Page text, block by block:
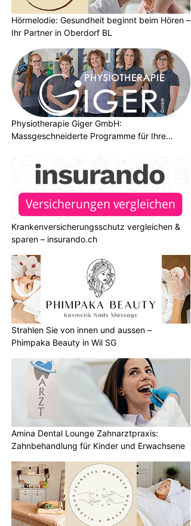
Hörmelodie: Gesundheit beginnt beim Hören –
Ihr Partner in Oberdorf BL
Physiotherapie Giger GmbH:
Massgeschneiderte Programme für Ihre
Krankenversicherungsschutz vergleichen &
sparen – insurando.ch
Strahlen Sie von innen und aussen –
Phimpaka Beauty in Wil SG
Amina Dental Lounge Zahnarztpraxis:
Zahnbehandlung für Kinder und Erwachsene